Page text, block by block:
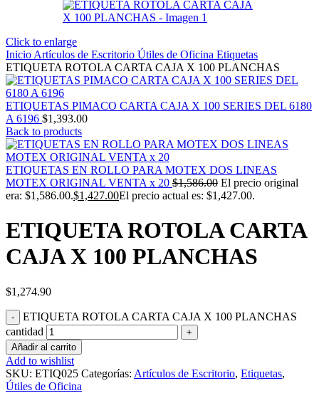
Click to enlarge
Inicio Artículos de Escritorio Útiles de Oficina Etiquetas
ETIQUETA ROTOLA CARTA CAJA X 100 PLANCHAS
ETIQUETAS PIMACO CARTA CAJA X 100 SERIES DEL 6180
A 6196 $1,393.00
Back to products
ETIQUETAS EN ROLLO PARA MOTEX DOS LINEAS
MOTEX ORIGINAL VENTA x 20 $1,586.00 El precio original
era: $1,586.00.$1,427.00El precio actual es: $1,427.00.
ETIQUETA ROTOLA CARTA
CAJA X 100 PLANCHAS
$1,274.90
ETIQUETA ROTOLA CARTA CAJA X 100 PLANCHAS
cantidad
Añadir al carrito
Add to wishlist
SKU: ETIQ025 Categorías: Artículos de Escritorio, Etiquetas,
Útiles de Oficina